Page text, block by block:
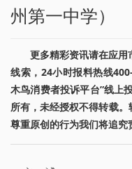
州第一中学）
更多精彩资讯请在应用
线索，24小时报料热线
木鸟消费者投诉平台”线上
所有，未经授权不得转载
尊重原创的行为我们将追究